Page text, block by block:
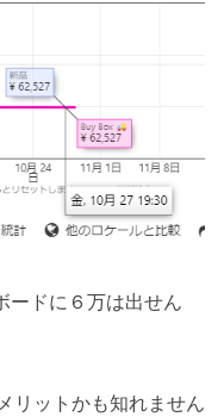
ードに６万は出せん
リットかも知れません